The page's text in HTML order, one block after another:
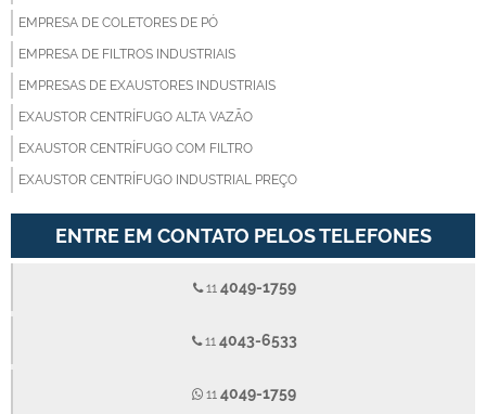
EMPRESA DE COLETORES DE PÓ
EMPRESA DE FILTROS INDUSTRIAIS
EMPRESAS DE EXAUSTORES INDUSTRIAIS
EXAUSTOR CENTRÍFUGO ALTA VAZÃO
EXAUSTOR CENTRÍFUGO COM FILTRO
EXAUSTOR CENTRÍFUGO INDUSTRIAL PREÇO
EXAUSTOR INDUSTRIAL
EXAUSTOR INDUSTRIAL ONDE COMPRAR
FABRICANTES DE ASPIRADORES INDUSTRIAIS
FILTRO DE MANGA INDUSTRIAL
ENTRE EM CONTATO PELOS TELEFONES
11 4049-1759
11 4043-6533
11 4049-1759